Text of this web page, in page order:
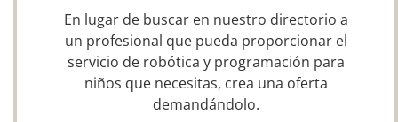
En lugar de buscar en nuestro directorio a
un profesional que pueda proporcionar el
servicio de robótica y programación para
niños que necesitas, crea una oferta
demandándolo.